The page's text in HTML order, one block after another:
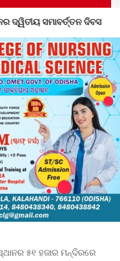
ଶିକ୍ଷକ ପ୍ରେମଲାଲ
୫୧ ହଜାର ମନ୍ଦିରରେ